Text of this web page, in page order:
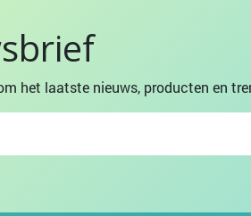
het laatste nieuws, producten en